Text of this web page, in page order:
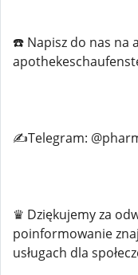
☎️ Napisz do nas na
✍️Telegram:
♛ Dziękujemy za
poinformowanie
usługach dla